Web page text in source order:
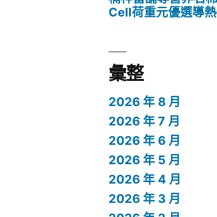
Cell荷重元優選導
彙整
2026 年 8 月
2026 年 7 月
2026 年 6 月
2026 年 5 月
2026 年 4 月
2026 年 3 月